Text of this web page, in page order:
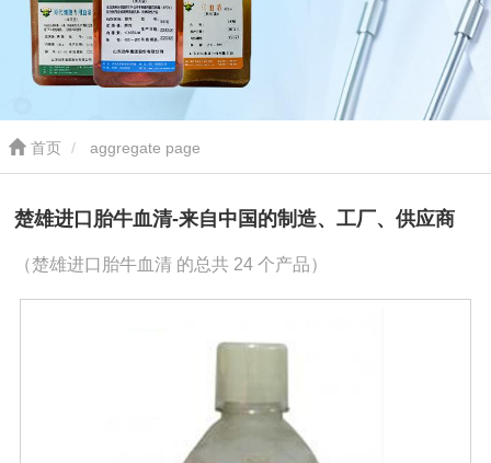
首页 aggregate page
楚雄进口胎牛血清-来自中国的制造、工厂、供应商
（楚雄进口胎牛血清 的总共 24 个产品）